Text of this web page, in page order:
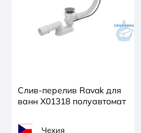
Слив-перелив Ravak для
ванн X01318 полуавтомат
Чехия